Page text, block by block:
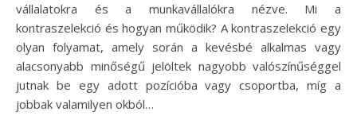
vállalatokra és a munkavállalókra nézve. Mi a
kontraszelekció és hogyan működik? A kontraszelekció egy
olyan folyamat, amely során a kevésbé alkalmas vagy
alacsonyabb minőségű jelöltek nagyobb valószínűséggel
jutnak be egy adott pozícióba vagy csoportba, míg a
jobbak valamilyen okból…